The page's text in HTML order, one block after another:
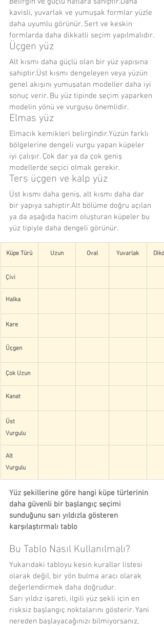
kavisli, yuvarlak ve yumuşak formlar yüzle
daha uyumlu görünür. Sert ve keskin
formlarda daha dikkatli seçim yapılmalıdır.
Üçgen yüz
Alt kısmı daha güçlü olan bir yüz yapısına
sahiptir.Üst kısmı dengeleyen veya yüzün
genel akışını yumuşatan modeller daha iyi
sonuç verir. Bu yüz tipinde seçim yaparken
modelin yönü ve vurgusu önemlidir.
Elmas yüz
Elmacık kemikleri belirgindir.Yüzün farklı
bölgelerine dengeli vurgu yapan küpeler
iyi çalışır. Çok dar ya da çok geniş
modellerde seçici olmak gerekir.
Ters üçgen ve kalp yüz
Üst kısmı daha geniş, alt kısmı daha dar
bir yapıya sahiptir.Alt bölüme doğru açılan
ya da aşağıda hacim oluşturan küpeler bu
yüz tipiyle daha dengeli görünür.
Küpe Türü Uzun Oval Yuvarlak
Çivi
Halka
Kare
Üçgen
Çok Uzun
Kanat
Üst
Vurgulu
Alt
Vurgulu
Yüz şekillerine göre hangi küpe türlerinin
daha güvenli bir başlangıç seçimi
sunduğunu sarı yıldızla gösteren
karşılaştırmalı tablo
Bu Tablo Nasıl Kullanılmalı?
Yukarıdaki tabloyu kesin kurallar listesi
olarak değil, bir yön bulma aracı olarak
değerlendirmek daha doğrudur.
Sarı yıldız işareti, ilgili yüz şekli için en
risksiz başlangıç noktalarını gösterir. Yani
nereden başlayacağınızı bilmiyorsanız,